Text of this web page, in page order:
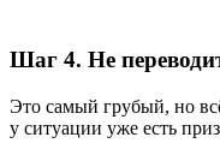
Шаг 4. Не
Это самый грубый, но
у ситуации уже есть